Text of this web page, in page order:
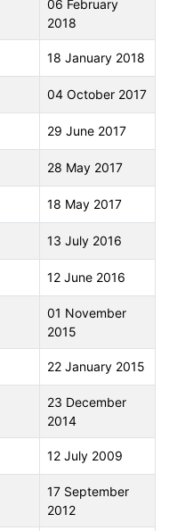
06 February
2018
18 January 2018
04 October 2017
29 June 2017
28 May 2017
18 May 2017
13 July 2016
12 June 2016
01 November
2015
22 January 2015
23 December
2014
12 July 2009
17 September
2012